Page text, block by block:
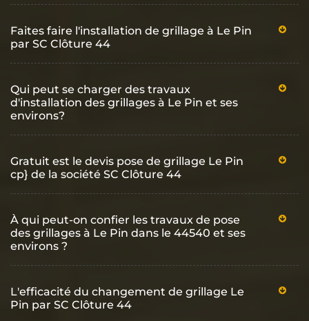
Faites faire l'installation de grillage à Le Pin
par SC Clôture 44
Qui peut se charger des travaux
d'installation des grillages à Le Pin et ses
environs?
Gratuit est le devis pose de grillage Le Pin
cp} de la société SC Clôture 44
À qui peut-on confier les travaux de pose
des grillages à Le Pin dans le 44540 et ses
environs ?
L'efficacité du changement de grillage Le
Pin par SC Clôture 44